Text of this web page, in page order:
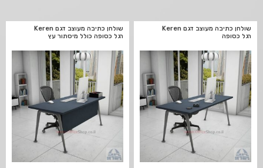
שולחן כתיבה מעוצב דגם Keren
רגל כסופה
שולחן כתיבה מעוצב דגם Keren
רגל כסופה כולל מיסתור עץ